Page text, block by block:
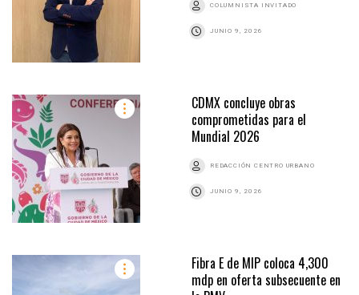
COLUMNISTA INVITADO
JUNIO 9, 2026
CDMX concluye obras
comprometidas para el
Mundial 2026
REDACCIÓN CENTRO URBANO
JUNIO 9, 2026
Fibra E de MIP coloca 4,300
mdp en oferta subsecuente en